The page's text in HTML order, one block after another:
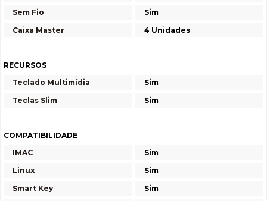
Sem Fio
Sim
Caixa Master
4 Unidades
RECURSOS
Teclado Multimídia
Sim
Teclas Slim
Sim
COMPATIBILIDADE
IMAC
Sim
Linux
Sim
Smart Key
Sim